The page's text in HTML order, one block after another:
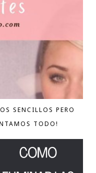
SENCILLOS PERO
TODO!